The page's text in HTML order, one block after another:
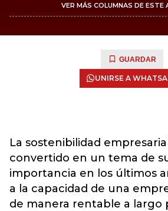
VER MÁS COLUMNAS DE ESTE
GUARDAR
UNIRSE A
La sostenibilidad
convertido en un tema de
importancia en los últimos
a la capacidad de una
de manera rentable a largo